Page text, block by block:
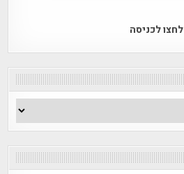
לחצו לכניסה